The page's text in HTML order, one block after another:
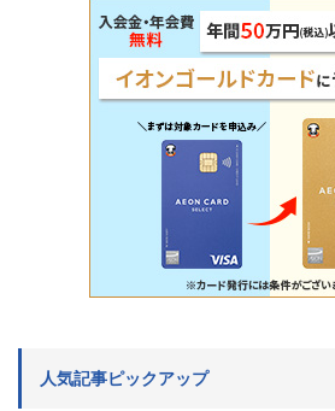
人気記事ピックアップ